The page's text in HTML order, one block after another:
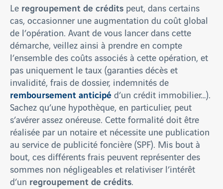
Le regroupement de crédits peut, dans certains
cas, occasionner une augmentation du coût global
de l’opération. Avant de vous lancer dans cette
démarche, veillez ainsi à prendre en compte
l’ensemble des coûts associés à cette opération, et
pas uniquement le taux (garanties décès et
invalidité, frais de dossier, indemnités de
remboursement anticipéd’un crédit immobilier…).
Sachez qu’une hypothèque, en particulier, peut
s’avérer assez onéreuse. Cette formalité doit être
réalisée par un notaire et nécessite une publication
au service de publicité foncière (SPF). Mis bout à
bout, ces différents frais peuvent représenter des
sommes non négligeables et relativiser l’intérêt
d’un regroupement de crédits.